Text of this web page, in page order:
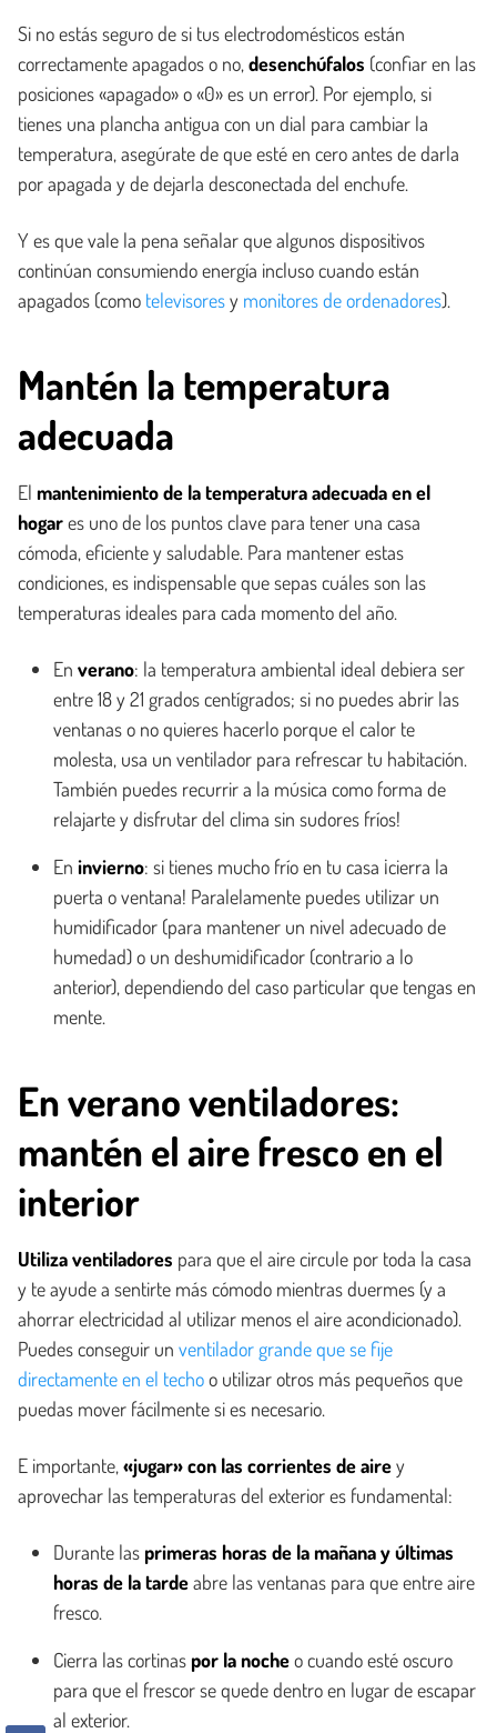
Si no estás seguro de si tus electrodomésticos están
correctamente apagados o no, desenchúfalos (confiar en las
posiciones «apagado» o «0» es un error). Por ejemplo, si
tienes una plancha antigua con un dial para cambiar la
temperatura, asegúrate de que esté en cero antes de darla
por apagada y de dejarla desconectada del enchufe.
Y es que vale la pena señalar que algunos dispositivos
continúan consumiendo energía incluso cuando están
apagados (como televisoresy monitores de ordenadores).
Mantén la temperatura
adecuada
El mantenimiento de la temperatura adecuada en el
hogares uno de los puntos clave para tener una casa
cómoda, eficiente y saludable. Para mantener estas
condiciones, es indispensable que sepas cuáles son las
temperaturas ideales para cada momento del año.
En verano: la temperatura ambiental ideal debiera ser
entre 18 y 21 grados centígrados; si no puedes abrir las
ventanas o no quieres hacerlo porque el calor te
molesta, usa un ventilador para refrescar tu habitación.
También puedes recurrir a la música como forma de
relajarte y disfrutar del clima sin sudores fríos!
En invierno: si tienes mucho frío en tu casa ¡cierra la
puerta o ventana! Paralelamente puedes utilizar un
humidificador (para mantener un nivel adecuado de
humedad) o un deshumidificador (contrario a lo
anterior), dependiendo del caso particular que tengas en
mente.
En verano ventiladores:
mantén el aire fresco en el
interior
Utiliza ventiladores para que el aire circule por toda la casa
y te ayude a sentirte más cómodo mientras duermes (y a
ahorrar electricidad al utilizar menos el aire acondicionado).
Puedes conseguir un ventilador grande que se fije
directamente en el techoo utilizar otros más pequeños que
puedas mover fácilmente si es necesario.
E importante, «jugar» con las corrientes de airey
aprovechar las temperaturas del exterior es fundamental:
Durante las primeras horas de la mañana y últimas
horas de la tardeabre las ventanas para que entre aire
fresco.
Cierra las cortinas por la nocheo cuando esté oscuro
para que el frescor se quede dentro en lugar de escapar
al exterior.